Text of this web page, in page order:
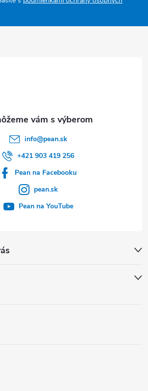
info@pean.sk
+421 903 419 256
Pean na Facebooku
pean.sk
Pean na YouTube